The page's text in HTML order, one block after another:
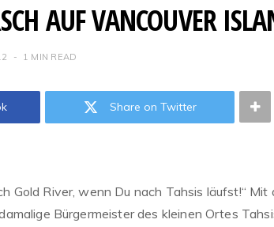
AUF VANCOUVER
1 MIN READ
Share on Twitter
Gold River, wenn Du nach Tahsis läufst!“
Bürgermeister des kleinen Ortes